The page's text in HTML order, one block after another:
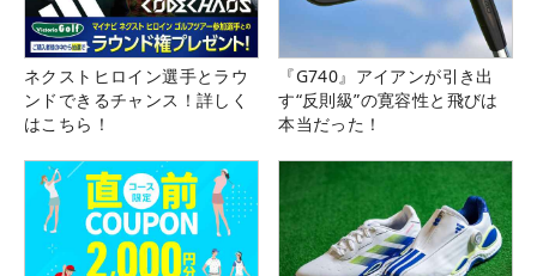
ネクストヒロイン選手とラウ
ンドできるチャンス！詳しく
はこちら！
『G740』アイアンが引き出
す“反則級”の寛容性と飛びは
本当だった！